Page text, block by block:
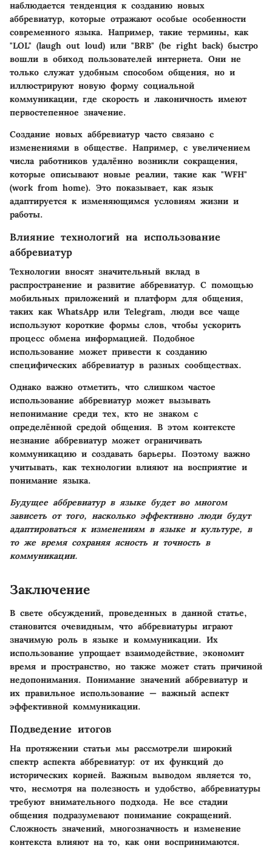
наблюдается тенденция к созданию новых
аббревиатур, которые отражают особые особенности
современного языка. Например, такие термины, как
"LOL" (laugh out loud) или "BRB" (be right back) быстро
вошли в обиход пользователей интернета. Они не
только служат удобным способом общения, но и
иллюстрируют новую форму социальной
коммуникации, где скорость и лаконичность имеют
первостепенное значение.
Создание новых аббревиатур часто связано с
изменениями в обществе. Например, с увеличением
числа работников удалённо возникли сокращения,
которые описывают новые реалии, такие как "WFH"
(work from home). Это показывает, как язык
адаптируется к изменяющимся условиям жизни и
работы.
Влияние технологий на использование
аббревиатур
Технологии вносят значительный вклад в
распространение и развитие аббревиатур. С помощью
мобильных приложений и платформ для общения,
таких как WhatsApp или Telegram, люди все чаще
используют короткие формы слов, чтобы ускорить
процесс обмена информацией. Подобное
использование может привести к созданию
специфических аббревиатур в разных сообществах.
Однако важно отметить, что слишком частое
использование аббревиатур может вызывать
непонимание среди тех, кто не знаком с
определённой средой общения. В этом контексте
незнание аббревиатур может ограничивать
коммуникацию и создавать барьеры. Поэтому важно
учитывать, как технологии влияют на восприятие и
понимание языка.
Будущее аббревиатур в языке будет во многом
зависеть от того, насколько эффективно люди будут
адаптироваться к изменениям в языке и культуре, в
то же время сохраняя ясность и точность в
коммуникации.
Заключение
В свете обсуждений, проведенных в данной статье,
становится очевидным, что аббревиатуры играют
значимую роль в языке и коммуникации. Их
использование упрощает взаимодействие, экономит
время и пространство, но также может стать причиной
недопонимания. Понимание значений аббревиатур и
их правильное использование — важный аспект
эффективной коммуникации.
Подведение итогов
На протяжении статьи мы рассмотрели широкий
спектр аспекта аббревиатур: от их функций до
исторических корней. Важным выводом является то,
что, несмотря на полезность и удобство, аббревиатуры
требуют внимательного подхода. Не все стадии
общения подразумевают понимание сокращений.
Сложность значений, многозначность и изменение
контекста влияют на то, как они воспринимаются.